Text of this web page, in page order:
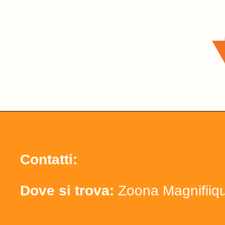
Contatti:
Dove si trova: Zoona